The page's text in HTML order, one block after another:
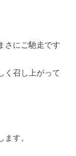
さにご馳走です
く召し上がって
ます。